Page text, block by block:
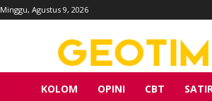
Minggu, Agustus 9, 2026
KOLOM OPINI CBT